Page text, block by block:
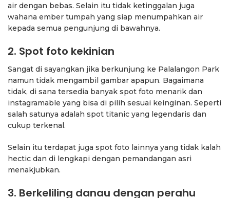
air dengan bebas. Selain itu tidak ketinggalan juga
wahana ember tumpah yang siap menumpahkan air
kepada semua pengunjung di bawahnya.
2. Spot foto kekinian
Sangat di sayangkan jika berkunjung ke Palalangon Park
namun tidak mengambil gambar apapun. Bagaimana
tidak, di sana tersedia banyak spot foto menarik dan
instagramable yang bisa di pilih sesuai keinginan. Seperti
salah satunya adalah spot titanic yang legendaris dan
cukup terkenal.
Selain itu terdapat juga spot foto lainnya yang tidak kalah
hectic dan di lengkapi dengan pemandangan asri
menakjubkan.
3. Berkeliling danau dengan perahu